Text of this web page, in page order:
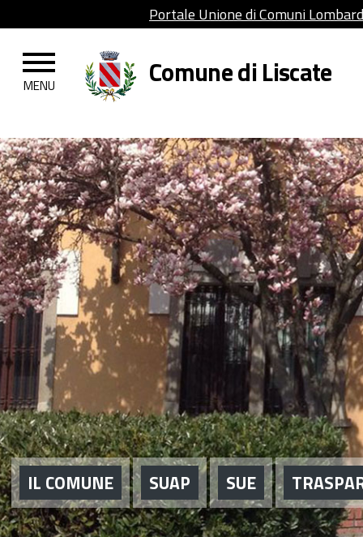
Portale Unione di Comuni
Comune di Liscate
IL COMUNE SUAP SUE